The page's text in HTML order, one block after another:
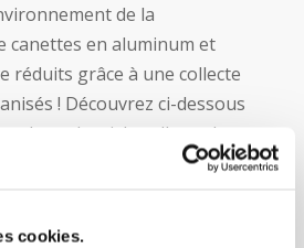
cookies.
de la
canettes en aluminum et
réduits grâce à une collecte
! Découvrez ci-dessous
: le tri, la collecte, le
puis la production de